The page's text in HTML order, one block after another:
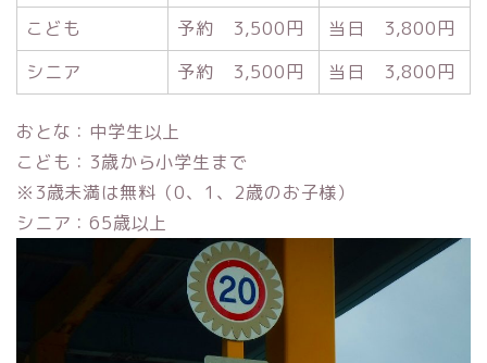
こども
予約 3,500円
当日 3,800円
シニア
予約 3,500円 当日 3,800円
おとな：中学生以上
こども：3歳から小学生まで
※3歳未満は無料（0、1、2歳のお子様）
シニア：65歳以上